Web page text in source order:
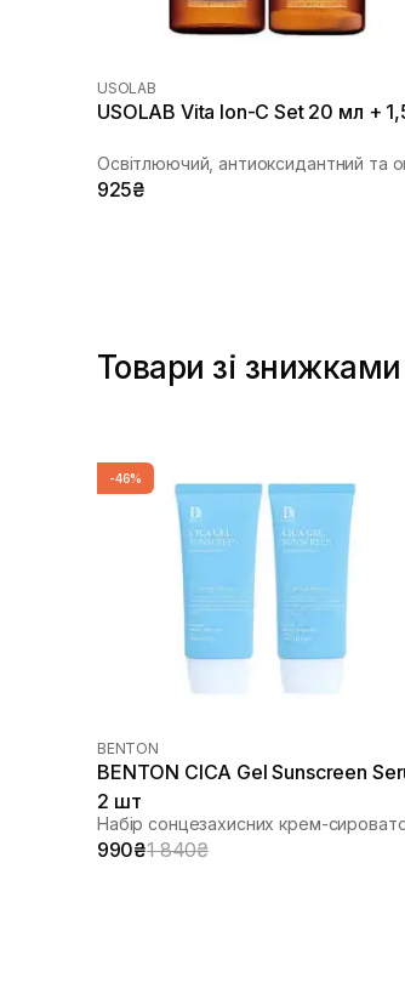
USOLAB
USOLAB Vita Ion-C Set 20 мл +
925₴
Товари зі
-46%
BENTON
BENTON CICA Gel Sunscreen
2 шт
Набір сонцезахисних крем-
990₴1 840₴